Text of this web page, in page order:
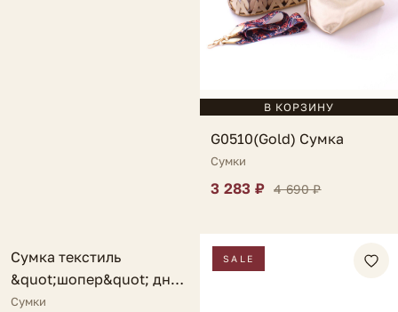
В КОРЗИНУ
G0510(Gold) Сумка
Сумки
3 283 ₽ 4 690 ₽
NEW
FV
Сумка текстиль
&quot;шопер&quot; дно
расст.
Сумки
SALE